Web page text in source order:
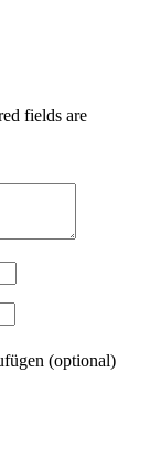
fields are
(optional)